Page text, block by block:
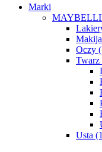
Marki
Oczy
Twarz
Usta